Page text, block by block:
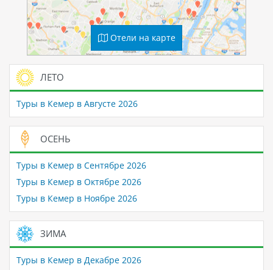
Отели на карте
ЛЕТО
Туры в Кемер в Августе 2026
ОСЕНЬ
Туры в Кемер в Сентябре 2026
Туры в Кемер в Октябре 2026
Туры в Кемер в Ноябре 2026
ЗИМА
Туры в Кемер в Декабре 2026